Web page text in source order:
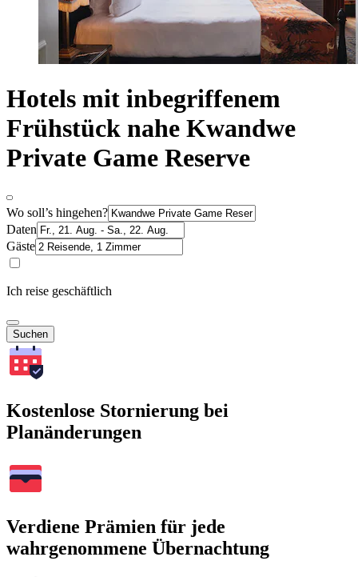
Hotels mit inbegriffenem
Frühstück nahe Kwandwe
Private Game Reserve
Wo soll’s hingehen?
Daten
Gäste
Ich reise geschäftlich
Suchen
Kostenlose Stornierung bei
Planänderungen
Verdiene Prämien für jede
wahrgenommene Übernachtung